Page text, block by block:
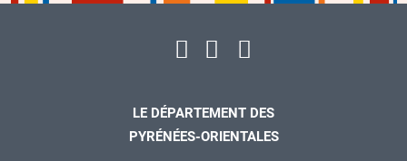
LE DÉPARTEMENT DES
PYRÉNÉES-ORIENTALES